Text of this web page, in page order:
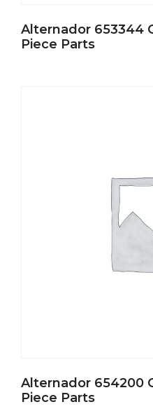
Alternador 653344
Piece Parts
Alternador 654200
Piece Parts